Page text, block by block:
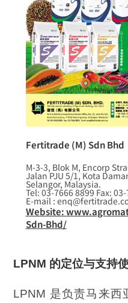
Fertitrade (M) Sdn Bhd
M-3-3, Blok M, Encorp
Jalan PJU 5/1, Kota
Selangor, Malaysia.
Tel: 03-7666 8899 Fax:
E-mail :
Website:
Sdn-Bhd/
LPNM 的定位与支持
LPNM 是负责马来西